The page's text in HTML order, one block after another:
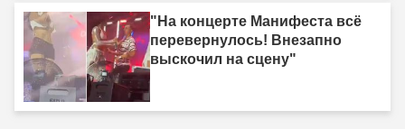
"На концерте Манифеста всё
перевернулось! Внезапно
выскочил на сцену"